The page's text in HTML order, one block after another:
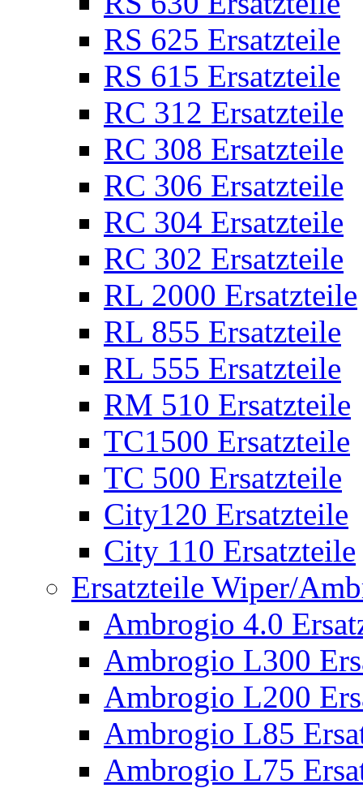
RS 625 Ersatzteile
RS 615 Ersatzteile
RC 312 Ersatzteile
RC 308 Ersatzteile
RC 306 Ersatzteile
RC 304 Ersatzteile
RC 302 Ersatzteile
RL 2000 Ersatzteile
RL 855 Ersatzteile
RL 555 Ersatzteile
RM 510 Ersatzteile
TC1500 Ersatzteile
TC 500 Ersatzteile
City120 Ersatzteile
City 110 Ersatzteile
Ersatzteile Wiper/
Ambrogio 4.0
Ambrogio L300
Ambrogio L200
Ambrogio L85
Ambrogio L75